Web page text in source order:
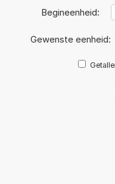
Begineenheid:
Gewenste eenheid: